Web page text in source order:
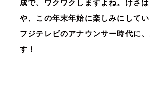
成で、ワクワクしますよね。けさ
や、この年末年始に楽しみにして
フジテレビのアナウンサー時代に
す！